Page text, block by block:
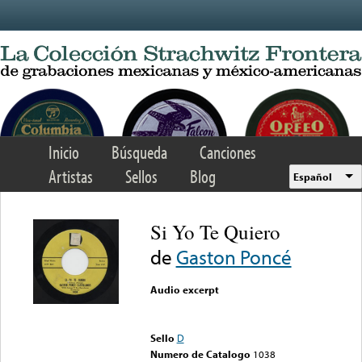
Inicio Búsqueda
Canciones
Artistas
Sellos Blog Español
Si Yo Te Quiero
de Gaston Poncé
Audio excerpt
Sello D
Numero de Catalogo 1038